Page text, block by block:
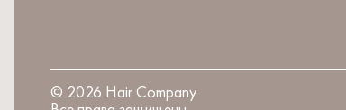
© 2026 Hair Company